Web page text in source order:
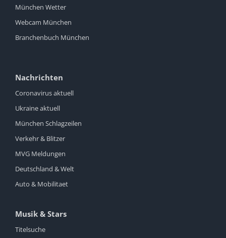
München Wetter
Webcam München
Branchenbuch München
Nachrichten
Coronavirus aktuell
Ukraine aktuell
München Schlagzeilen
Verkehr & Blitzer
MVG Meldungen
Deutschland & Welt
Auto & Mobilitaet
Musik & Stars
Titelsuche